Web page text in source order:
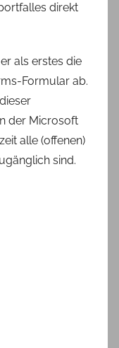
direkt
als erstes die
Formular ab.
der Microsoft
alle (offenen)
sind.